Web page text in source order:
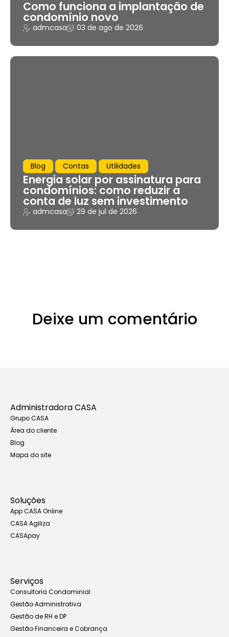
Como funciona a implantação de
condomínio novo
admcasa 03 de ago de 2026
Blog Contas Utilidades
Energia solar por assinatura para
condomínios: como reduzir a
conta de luz sem investimento
admcasa 29 de jul de 2026
Deixe um comentário
Administradora CASA
Grupo CASA
Área do cliente
Blog
Mapa do site
Soluções
App CASA Online
CASA Agiliza
CASApay
Serviços
Consultoria Condominial
Gestão Administrativa
Gestão de RH e DP
Gestão Financeira e Cobrança